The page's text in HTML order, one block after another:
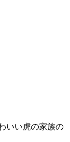
いい虎の家族の